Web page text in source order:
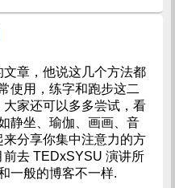
章，他说这几个方法都
使用，练字和跑步这二
家还可以多多尝试，看
静坐、瑜伽、画画、音
分享你集中注意力的方
去 TEDxSYSU 演讲所
一般的博客不一样.